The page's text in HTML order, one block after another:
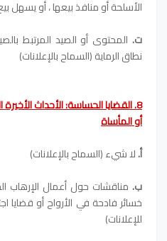
الأسلحة أو منافذ بيعها ، أو يسهل
ت. المحتوى أو الصيد المرتبط
نطاق الرماية (السماح بالإعلانات)
8. القضايا الحساسة: الأحداث
أو المأساة
أ.لا شيء (السماح بالإعلانات)
ب. مناقشات حول أعمال الإرهاب
خسائر فادحة في الأرواح أو قضايا
للإعلانات)